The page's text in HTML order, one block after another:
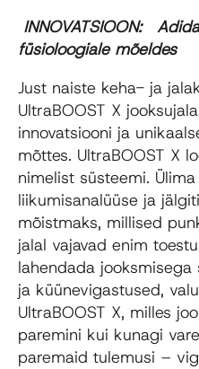
INNOVATSIOON:
füsioloogiale mõeldes
Just naiste keha- ja
UltraBOOST X
innovatsiooni ja
mõttes. UltraBOOST X
nimelist süsteemi.
liikumisanalüüse ja
mõistmaks, millised
jalal vajavad enim
lahendada
ja küünevigastused,
UltraBOOST X, milles
paremini kui kunagi
paremaid tulemusi –